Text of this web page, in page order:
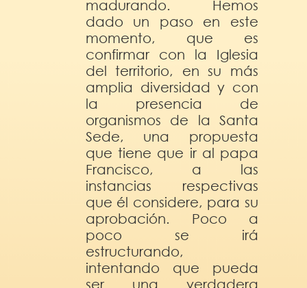
madurando. Hemos
dado un paso en este
momento, que es
confirmar con la Iglesia
del territorio, en su más
amplia diversidad y con
la presencia de
organismos de la Santa
Sede, una propuesta
que tiene que ir al papa
Francisco, a las
instancias respectivas
que él considere, para su
aprobación. Poco a
poco se irá
estructurando,
intentando que pueda
ser una verdadera